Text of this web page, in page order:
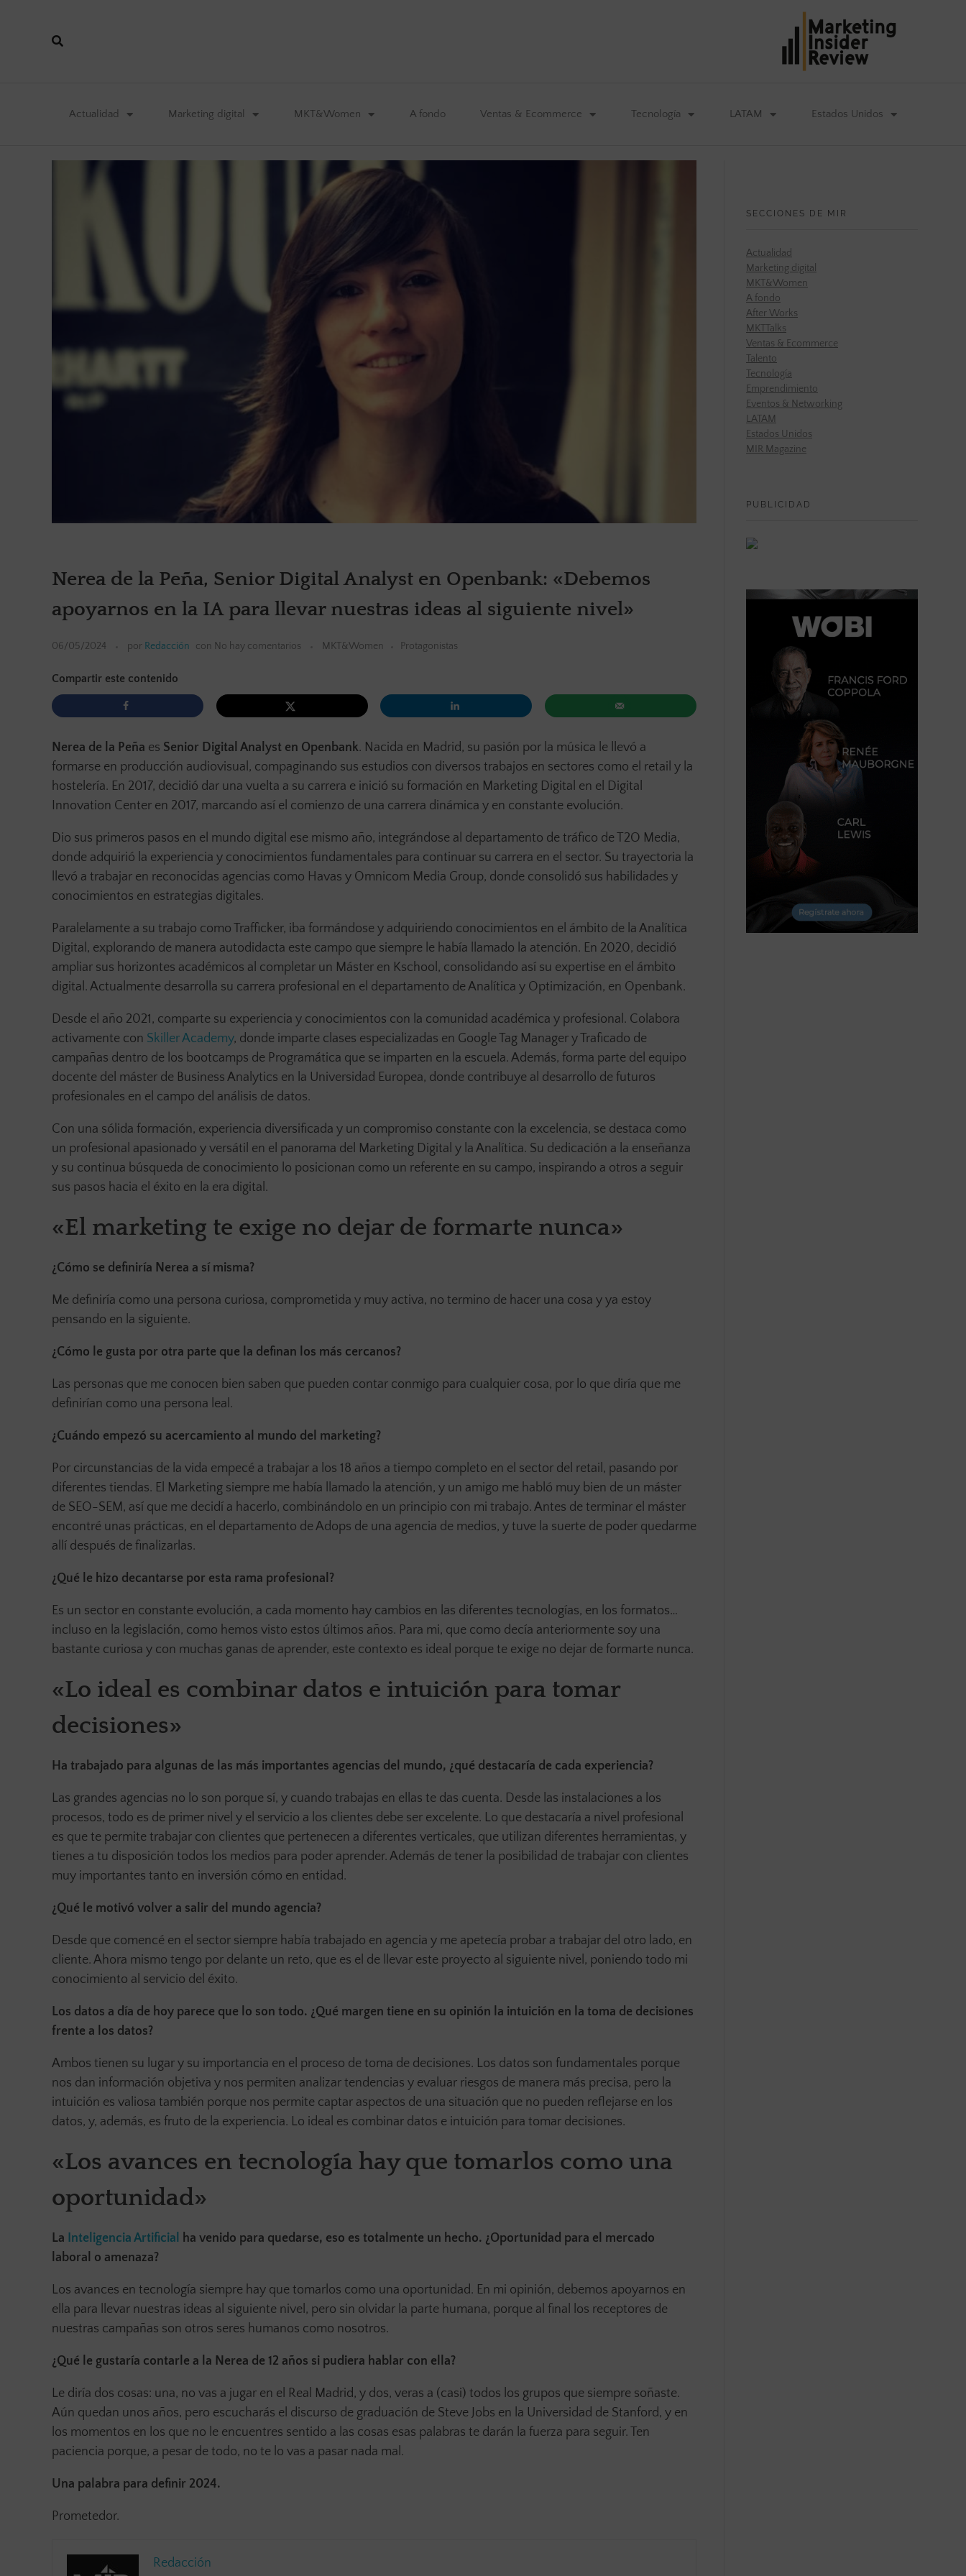
Actualidad Marketing digital MKT&Women A fondo Ventas & Ecommerce Tecnología LATAM Estados Unidos
Nerea de la Peña, Senior Digital Analyst en Openbank: «Debemos
apoyarnos en la IA para llevar nuestras ideas al siguiente nivel»
06/05/2024 por Redacción con No hay comentarios MKT&Women Protagonistas
Compartir este contenido
Nerea de la Peña es Senior Digital Analyst en Openbank. Nacida en Madrid, su pasión por la música le llevó a
formarse en producción audiovisual, compaginando sus estudios con diversos trabajos en sectores como el retail y la
hostelería. En 2017, decidió dar una vuelta a su carrera e inició su formación en Marketing Digital en el Digital
Innovation Center en 2017, marcando así el comienzo de una carrera dinámica y en constante evolución.
Dio sus primeros pasos en el mundo digital ese mismo año, integrándose al departamento de tráfico de T2O Media,
donde adquirió la experiencia y conocimientos fundamentales para continuar su carrera en el sector. Su trayectoria la
llevó a trabajar en reconocidas agencias como Havas y Omnicom Media Group, donde consolidó sus habilidades y
conocimientos en estrategias digitales.
Paralelamente a su trabajo como Trafficker, iba formándose y adquiriendo conocimientos en el ámbito de la Analítica
Digital, explorando de manera autodidacta este campo que siempre le había llamado la atención. En 2020, decidió
ampliar sus horizontes académicos al completar un Máster en Kschool, consolidando así su expertise en el ámbito
digital. Actualmente desarrolla su carrera profesional en el departamento de Analítica y Optimización, en Openbank.
Desde el año 2021, comparte su experiencia y conocimientos con la comunidad académica y profesional. Colabora
activamente con Skiller Academy, donde imparte clases especializadas en Google Tag Manager y Traficado de
campañas dentro de los bootcamps de Programática que se imparten en la escuela. Además, forma parte del equipo
docente del máster de Business Analytics en la Universidad Europea, donde contribuye al desarrollo de futuros
profesionales en el campo del análisis de datos.
Con una sólida formación, experiencia diversificada y un compromiso constante con la excelencia, se destaca como
un profesional apasionado y versátil en el panorama del Marketing Digital y la Analítica. Su dedicación a la enseñanza
y su continua búsqueda de conocimiento lo posicionan como un referente en su campo, inspirando a otros a seguir
sus pasos hacia el éxito en la era digital.
«El marketing te exige no dejar de formarte nunca»
¿Cómo se definiría Nerea a sí misma?
Me definiría como una persona curiosa, comprometida y muy activa, no termino de hacer una cosa y ya estoy
pensando en la siguiente.
¿Cómo le gusta por otra parte que la definan los más cercanos?
Las personas que me conocen bien saben que pueden contar conmigo para cualquier cosa, por lo que diría que me
definirían como una persona leal.
¿Cuándo empezó su acercamiento al mundo del marketing?
Por circunstancias de la vida empecé a trabajar a los 18 años a tiempo completo en el sector del retail, pasando por
diferentes tiendas. El Marketing siempre me había llamado la atención, y un amigo me habló muy bien de un máster
de SEO-SEM, así que me decidí a hacerlo, combinándolo en un principio con mi trabajo. Antes de terminar el máster
encontré unas prácticas, en el departamento de Adops de una agencia de medios, y tuve la suerte de poder quedarme
allí después de finalizarlas.
¿Qué le hizo decantarse por esta rama profesional?
Es un sector en constante evolución, a cada momento hay cambios en las diferentes tecnologías, en los formatos…
incluso en la legislación, como hemos visto estos últimos años. Para mi, que como decía anteriormente soy una
bastante curiosa y con muchas ganas de aprender, este contexto es ideal porque te exige no dejar de formarte nunca.
«Lo ideal es combinar datos e intuición para tomar
decisiones»
Ha trabajado para algunas de las más importantes agencias del mundo, ¿qué destacaría de cada experiencia?
Las grandes agencias no lo son porque sí, y cuando trabajas en ellas te das cuenta. Desde las instalaciones a los
procesos, todo es de primer nivel y el servicio a los clientes debe ser excelente. Lo que destacaría a nivel profesional
es que te permite trabajar con clientes que pertenecen a diferentes verticales, que utilizan diferentes herramientas, y
tienes a tu disposición todos los medios para poder aprender. Además de tener la posibilidad de trabajar con clientes
muy importantes tanto en inversión cómo en entidad.
¿Qué le motivó volver a salir del mundo agencia?
Desde que comencé en el sector siempre había trabajado en agencia y me apetecía probar a trabajar del otro lado, en
cliente. Ahora mismo tengo por delante un reto, que es el de llevar este proyecto al siguiente nivel, poniendo todo mi
conocimiento al servicio del éxito.
Los datos a día de hoy parece que lo son todo. ¿Qué margen tiene en su opinión la intuición en la toma de decisiones
frente a los datos?
Ambos tienen su lugar y su importancia en el proceso de toma de decisiones. Los datos son fundamentales porque
nos dan información objetiva y nos permiten analizar tendencias y evaluar riesgos de manera más precisa, pero la
intuición es valiosa también porque nos permite captar aspectos de una situación que no pueden reflejarse en los
datos, y, además, es fruto de la experiencia. Lo ideal es combinar datos e intuición para tomar decisiones.
«Los avances en tecnología hay que tomarlos como una
oportunidad»
La Inteligencia Artificial
ha venido para quedarse, eso es totalmente un hecho. ¿Oportunidad para el mercado
laboral o amenaza?
Los avances en tecnología siempre hay que tomarlos como una oportunidad. En mi opinión, debemos apoyarnos en
ella para llevar nuestras ideas al siguiente nivel, pero sin olvidar la parte humana, porque al final los receptores de
nuestras campañas son otros seres humanos como nosotros.
¿Qué le gustaría contarle a la Nerea de 12 años si pudiera hablar con ella?
Le diría dos cosas: una, no vas a jugar en el Real Madrid, y dos, veras a (casi) todos los grupos que siempre soñaste.
Aún quedan unos años, pero escucharás el discurso de graduación de Steve Jobs en la Universidad de Stanford, y en
los momentos en los que no le encuentres sentido a las cosas esas palabras te darán la fuerza para seguir. Ten
paciencia porque, a pesar de todo, no te lo vas a pasar nada mal.
Una palabra para definir 2024.
Prometedor.
Redacción
SECCIONES DE MIR
Actualidad
Marketing digital
MKT&Women
A fondo
After Works
MKTTalks
Ventas & Ecommerce
Talento
Tecnología
Emprendimiento
Eventos & Networking
LATAM
Estados Unidos
MIR Magazine
PUBLICIDAD